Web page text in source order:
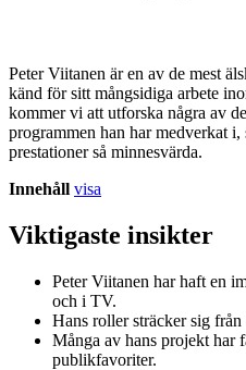
Peter Viitanen är en av de mest
känd för sitt mångsidiga arbete
kommer vi att utforska några av
programmen han har medverkat i,
prestationer så minnesvärda.
Innehåll visa
Viktigaste insikter
Peter Viitanen har haft en
och i TV.
Hans roller sträcker sig
Många av hans projekt
publikfavoriter.